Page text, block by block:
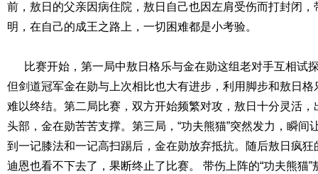
前，敖日的父亲因病住院，敖日自己也因左肩受伤而打封闭
明，在自己的成王之路上，一切困难都是小考验。
比赛开始，第一局中敖日格乐与金在勋这组老对手互相试
但剑道冠军金在勋与上次相比也大有进步，利用脚步和敖日
难以终结。第二局比赛，双方开始频繁对攻，敖日十分灵活
头部，金在勋苦苦支撑。第三局，“功夫熊猫”突然发力，瞬间
到一记膝法和一记高扫踢后，金在勋放弃抵抗。随后敖日疯狂
迪恩也看不下去了，果断终止了比赛。 带伤上阵的“功夫熊猫